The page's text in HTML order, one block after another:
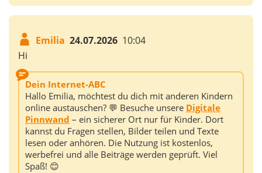
Emilia 24.07.2026 10:04
Hi
Dein Internet-ABC
Hallo Emilia, möchtest du dich mit anderen Kindern
online austauschen? 💬 Besuche unsere Digitale
Pinnwand – ein sicherer Ort nur für Kinder. Dort
kannst du Fragen stellen, Bilder teilen und Texte
lesen oder anhören. Die Nutzung ist kostenlos,
werbefrei und alle Beiträge werden geprüft. Viel
Spaß! 😊